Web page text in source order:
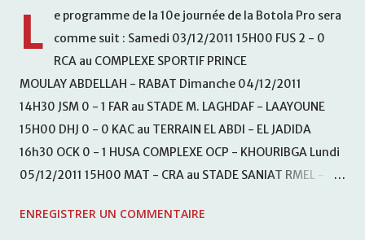
L
e programme de la 10e journée de la Botola Pro sera
comme suit : Samedi 03/12/2011 15H00 FUS 2 - 0
RCA au COMPLEXE SPORTIF PRINCE
MOULAY ABDELLAH - RABAT Dimanche 04/12/2011
14H30 JSM 0 - 1 FAR au STADE M. LAGHDAF - LAAYOUNE
15H00 DHJ 0 - 0 KAC au TERRAIN EL ABDI - EL JADIDA
16h30 OCK 0 - 1 HUSA COMPLEXE OCP - KHOURIBGA Lundi
05/12/2011 15H00 MAT - CRA au STADE SANIAT RMEL -
KHEMISET Mardi 06/12/2011 15H00 WAF - OCS au
ENREGISTRER UN COMMENTAIRE